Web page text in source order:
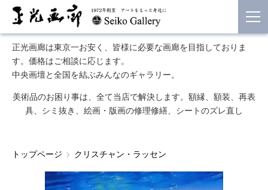
正光画廊は東京一お安く、皆様に必要な画廊を目指しておりま
す。価格はご相談に応じます。
中央画壇と全国を結ぶみんなのギャラリー。
美術品のお困り事は、全て当店で解決します。額縁、額装、再表
具、シミ抜き、絵画・版画の修理修繕、シートのズレ直し
トップページ クリスチャン・ラッセン